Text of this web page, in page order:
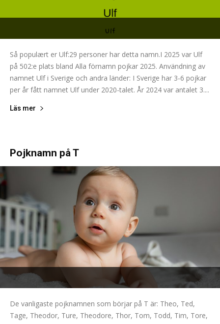
Så populært er Ulf:29 personer har detta namn.I 2025 var Ulf
på 502:e plats bland Alla förnamn pojkar 2025. Användning av
namnet Ulf i Sverige och andra länder: I Sverige har 3-6 pojkar
per år fått namnet Ulf under 2020-talet. År 2024 var antalet 3....
Läs mer
Pojknamn på T
De vanligaste pojknamnen som börjar på T är: Theo, Ted,
Tage, Theodor, Ture, Theodore, Thor, Tom, Todd, Tim, Tore,